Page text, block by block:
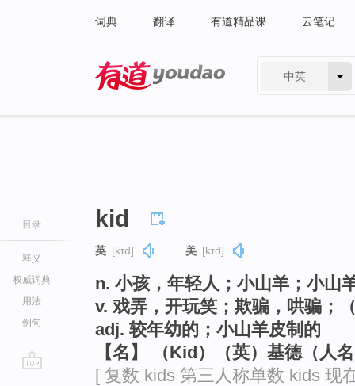
词典 翻译 有道精品课 云笔记
中英
目录
释义
权威词典
用法
例句
kid
英 [kɪd] 美 [kɪd]
n. 小孩，年轻人；小山羊；小山
v. 戏弄，开玩笑；欺骗，哄骗；
adj. 较年幼的；小山羊皮制的
【名】 （Kid）（英）基德（人
[ 复数 kids 第三人称单数 kids 现